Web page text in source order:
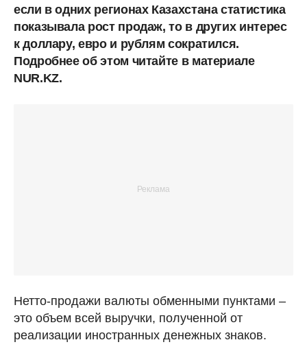
если в одних регионах Казахстана статистика
показывала рост продаж, то в других интерес
к доллару, евро и рублям сократился.
Подробнее об этом читайте в материале
NUR.KZ.
Нетто-продажи валюты обменными пунктами –
это объем всей выручки, полученной от
реализации иностранных денежных знаков.